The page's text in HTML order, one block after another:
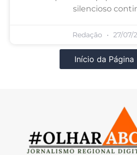
silencioso
Redação 27/07/
Início da Página